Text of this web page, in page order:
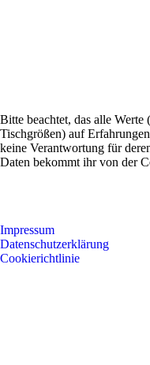
Bitte beachtet, das alle Werte
Tischgrößen) auf
keine Verantwortung für
Daten bekommt ihr von der
Impressum
Datenschutzerklärung
Cookierichtlinie